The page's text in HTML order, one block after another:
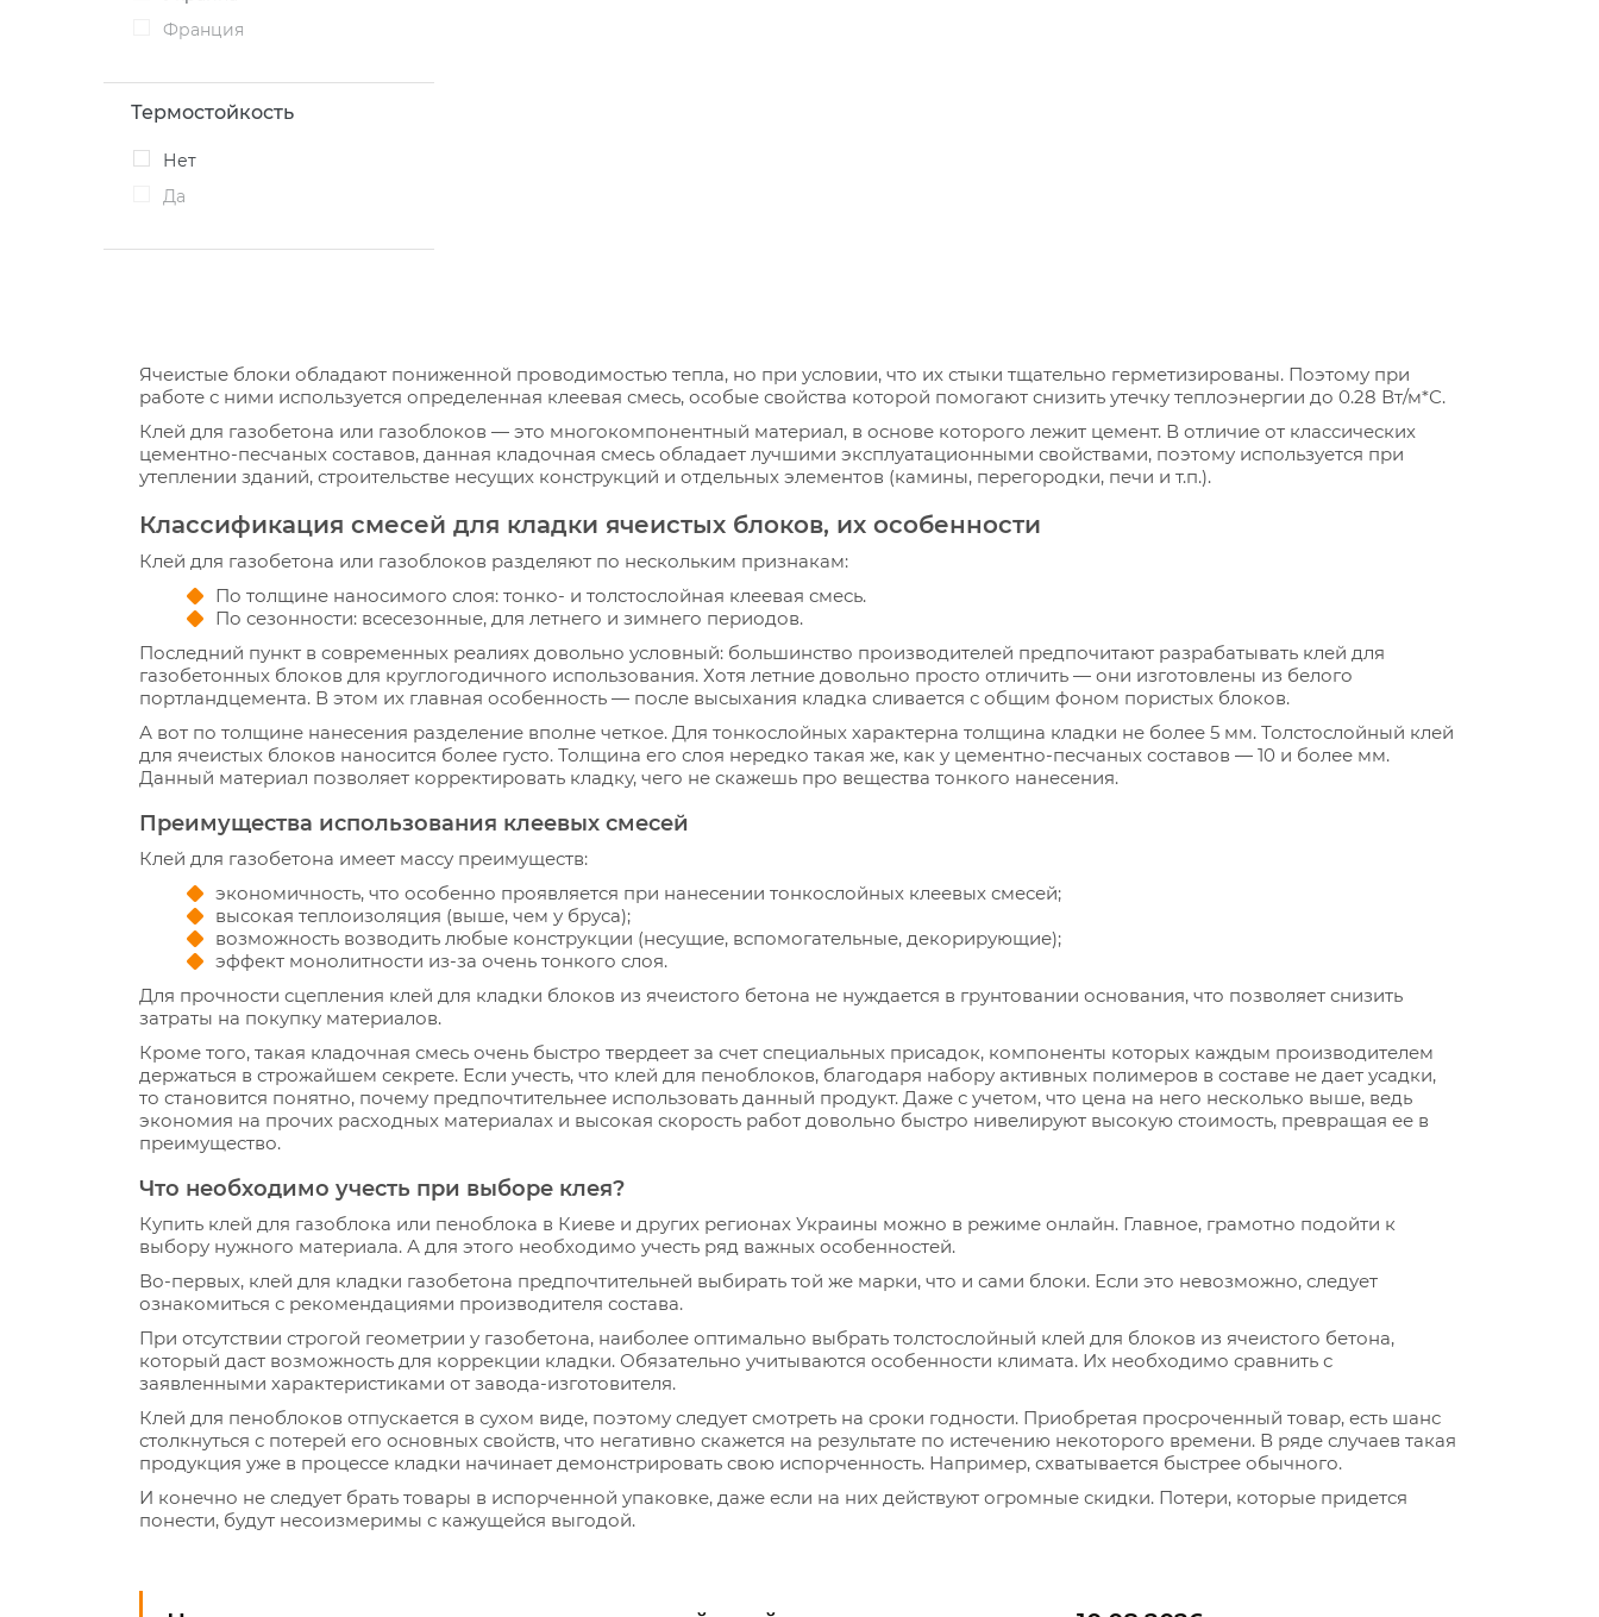
Франция
Термостойкость
Нет
Да
Ячеистые блоки обладают пониженной проводимостью тепла, но при условии, что их стыки тщательно герметизированы. Поэтому при
работе с ними используется определенная клеевая смесь, особые свойства которой помогают снизить утечку теплоэнергии до 0.28 Вт/м*С.
Клей для газобетона или газоблоков — это многокомпонентный материал, в основе которого лежит цемент. В отличие от классических
цементно-песчаных составов, данная кладочная смесь обладает лучшими эксплуатационными свойствами, поэтому используется при
утеплении зданий, строительстве несущих конструкций и отдельных элементов (камины, перегородки, печи и т.п.).
Классификация смесей для кладки ячеистых блоков, их особенности
Клей для газобетона или газоблоков разделяют по нескольким признакам:
По толщине наносимого слоя: тонко- и толстослойная клеевая смесь.
По сезонности: всесезонные, для летнего и зимнего периодов.
Последний пункт в современных реалиях довольно условный: большинство производителей предпочитают разрабатывать клей для
газобетонных блоков для круглогодичного использования. Хотя летние довольно просто отличить — они изготовлены из белого
портландцемента. В этом их главная особенность — после высыхания кладка сливается с общим фоном пористых блоков.
А вот по толщине нанесения разделение вполне четкое. Для тонкослойных характерна толщина кладки не более 5 мм. Толстослойный клей
для ячеистых блоков наносится более густо. Толщина его слоя нередко такая же, как у цементно-песчаных составов — 10 и более мм.
Данный материал позволяет корректировать кладку, чего не скажешь про вещества тонкого нанесения.
Преимущества использования клеевых смесей
Клей для газобетона имеет массу преимуществ:
экономичность, что особенно проявляется при нанесении тонкослойных клеевых смесей;
высокая теплоизоляция (выше, чем у бруса);
возможность возводить любые конструкции (несущие, вспомогательные, декорирующие);
эффект монолитности из-за очень тонкого слоя.
Для прочности сцепления клей для кладки блоков из ячеистого бетона не нуждается в грунтовании основания, что позволяет снизить
затраты на покупку материалов.
Кроме того, такая кладочная смесь очень быстро твердеет за счет специальных присадок, компоненты которых каждым производителем
держаться в строжайшем секрете. Если учесть, что клей для пеноблоков, благодаря набору активных полимеров в составе не дает усадки,
то становится понятно, почему предпочтительнее использовать данный продукт. Даже с учетом, что цена на него несколько выше, ведь
экономия на прочих расходных материалах и высокая скорость работ довольно быстро нивелируют высокую стоимость, превращая ее в
преимущество.
Что необходимо учесть при выборе клея?
Купить клей для газоблока или пеноблока в Киеве и других регионах Украины можно в режиме онлайн. Главное, грамотно подойти к
выбору нужного материала. А для этого необходимо учесть ряд важных особенностей.
Во-первых, клей для кладки газобетона предпочтительней выбирать той же марки, что и сами блоки. Если это невозможно, следует
ознакомиться с рекомендациями производителя состава.
При отсутствии строгой геометрии у газобетона, наиболее оптимально выбрать толстослойный клей для блоков из ячеистого бетона,
который даст возможность для коррекции кладки. Обязательно учитываются особенности климата. Их необходимо сравнить с
заявленными характеристиками от завода-изготовителя.
Клей для пеноблоков отпускается в сухом виде, поэтому следует смотреть на сроки годности. Приобретая просроченный товар, есть шанс
столкнуться с потерей его основных свойств, что негативно скажется на результате по истечению некоторого времени. В ряде случаев такая
продукция уже в процессе кладки начинает демонстрировать свою испорченность. Например, схватывается быстрее обычного.
И конечно не следует брать товары в испорченной упаковке, даже если на них действуют огромные скидки. Потери, которые придется
понести, будут несоизмеримы с кажущейся выгодой.